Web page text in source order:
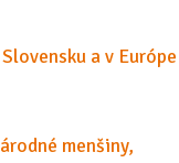
a v Európe
menšiny,